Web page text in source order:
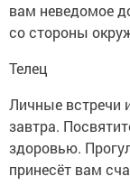
вам неведомое
со стороны
Телец
Личные встречи
завтра.
здоровью.
принесёт вам